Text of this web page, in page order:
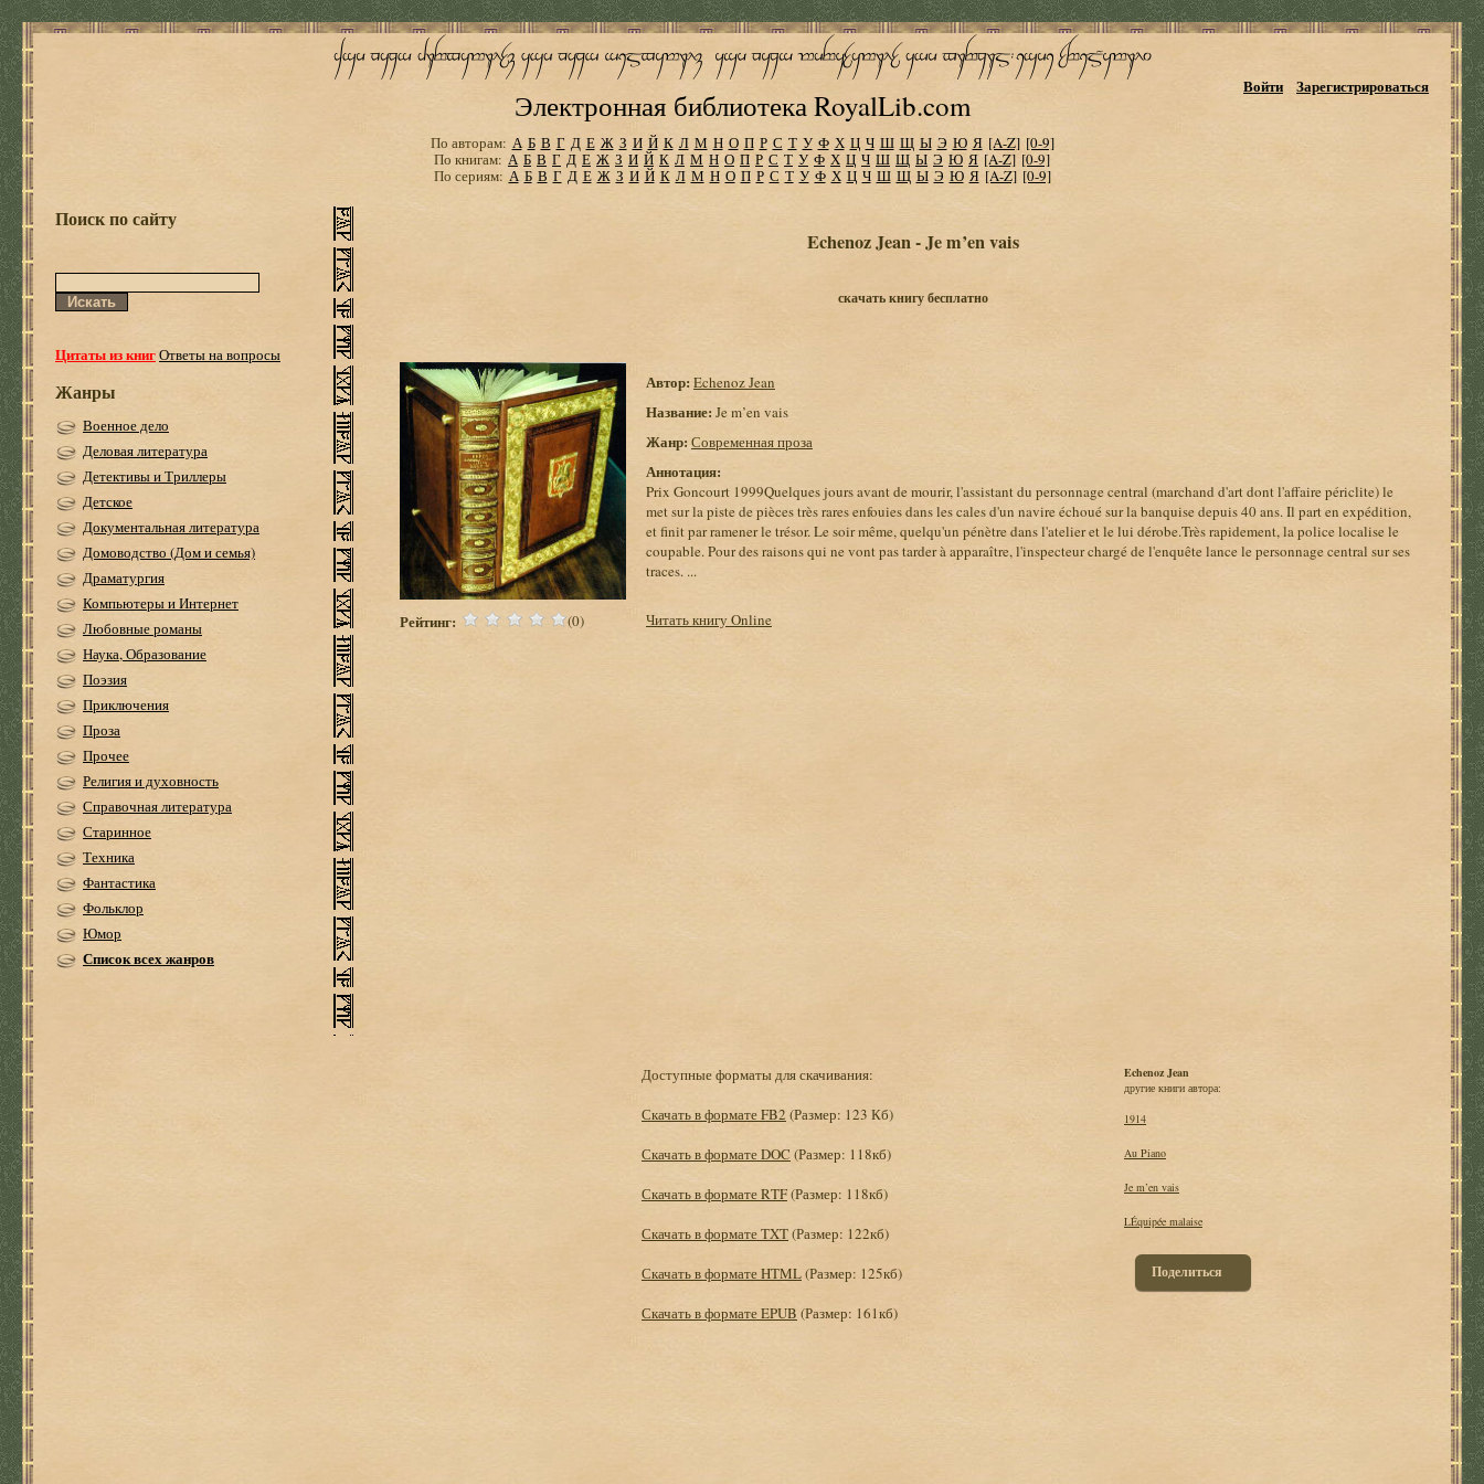
Электронная библиотека RoyalLib.com
Войти Зарегистрироваться
По авторам: А Б В Г Д Е Ж З И Й К Л М Н О П Р С Т У Ф Х Ц Ч Ш Щ Ы Э Ю Я [A-Z] [0-9]
По книгам: А Б В Г Д Е Ж З И Й К Л М Н О П Р С Т У Ф Х Ц Ч Ш Щ Ы Э Ю Я [A-Z] [0-9]
По сериям: А Б В Г Д Е Ж З И Й К Л М Н О П Р С Т У Ф Х Ц Ч Ш Щ Ы Э Ю Я [A-Z] [0-9]
Поиск по сайту
Цитаты из книгОтветы на вопросы
Жанры
Военное дело
Деловая литература
Детективы и Триллеры
Детское
Документальная литература
Домоводство (Дом и семья)
Драматургия
Компьютеры и Интернет
Любовные романы
Наука, Образование
Поэзия
Приключения
Проза
Прочее
Религия и духовность
Справочная литература
Старинное
Техника
Фантастика
Фольклор
Юмор
Список всех жанров
Echenoz Jean - Je m’en vais
скачать книгу бесплатно
Рейтинг: (0)
Автор: Echenoz Jean
Название: Je m’en vais
Жанр: Современная проза
Аннотация:
Prix Goncourt 1999Quelques jours avant de mourir, l'assistant du personnage central (marchand d'art dont l'affaire périclite) le
met sur la piste de pièces très rares enfouies dans les cales d'un navire échoué sur la banquise depuis 40 ans. Il part en expédition,
et finit par ramener le trésor. Le soir même, quelqu'un pénètre dans l'atelier et le lui dérobe.Très rapidement, la police localise le
coupable. Pour des raisons qui ne vont pas tarder à apparaître, l'inspecteur chargé de l'enquête lance le personnage central sur ses
traces. ...
Читать книгу Online
Доступные форматы для скачивания:
Скачать в формате FB2 (Размер: 123 Кб)
Скачать в формате DOC (Размер: 118кб)
Скачать в формате RTF(Размер: 118кб)
Скачать в формате TXT(Размер: 122кб)
Скачать в формате HTML(Размер: 125кб)
Скачать в формате EPUB (Размер: 161кб)
Echenoz Jean
другие книги автора:
1914
Au Piano
Je m’en vais
LÉquipée malaise
Поделиться